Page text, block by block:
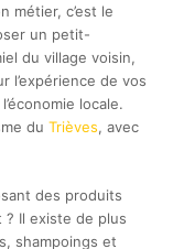
métier, c’est le
un petit-
du village voisin,
l’expérience de vos
locale.
duTrièves, avec
des produits
? Il existe de plus
shampoings et